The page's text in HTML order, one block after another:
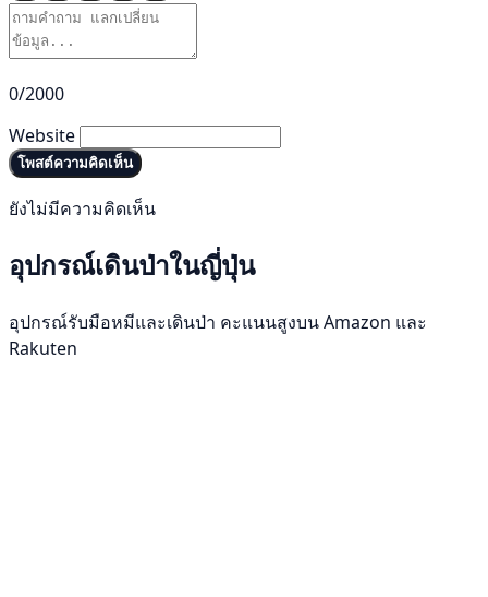
0/2000
Website
โพสต์ความคิดเห็น
ยังไม่มีความคิดเห็น
อุปกรณ์เดินป่าในญี่ปุ่น
อุปกรณ์รับมือหมีและเดินป่า คะแนนสูงบน Amazon และ
Rakuten